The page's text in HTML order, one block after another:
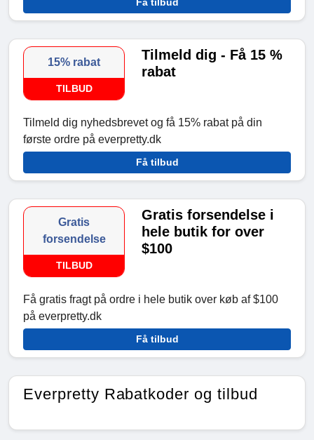
15% rabat
TILBUD
Tilmeld dig - Få 15 %
rabat
Tilmeld dig nyhedsbrevet og få 15% rabat på din
første ordre på everpretty.dk
Få tilbud
Gratis
forsendelse
TILBUD
Gratis forsendelse i
hele butik for over
$100
Få gratis fragt på ordre i hele butik over køb af $100
på everpretty.dk
Få tilbud
Everpretty Rabatkoder og tilbud